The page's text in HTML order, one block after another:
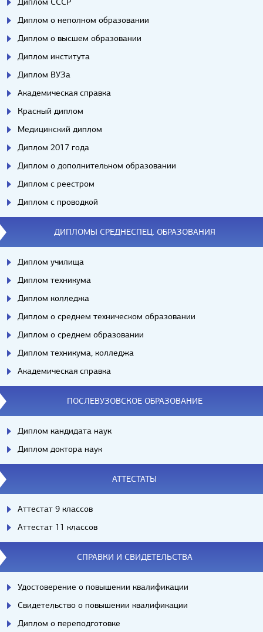
Диплом о неполном образовании
Диплом о высшем образовании
Диплом института
Диплом ВУЗа
Академическая справка
Красный диплом
Медицинский диплом
Диплом 2017 года
Диплом о дополнительном образовании
Диплом с реестром
Диплом с проводкой
ДИПЛОМЫ СРЕДНЕСПЕЦ. ОБРАЗОВАНИЯ
Диплом училища
Диплом техникума
Диплом колледжа
Диплом о среднем техническом образовании
Диплом о среднем образовании
Диплом техникума, колледжа
Академическая справка
ПОСЛЕВУЗОВСКОЕ ОБРАЗОВАНИЕ
Диплом кандидата наук
Диплом доктора наук
АТТЕСТАТЫ
Аттестат 9 классов
Аттестат 11 классов
СПРАВКИ И СВИДЕТЕЛЬСТВА
Удостоверение о повышении квалификации
Свидетельство о повышении квалификации
Диплом о переподготовке